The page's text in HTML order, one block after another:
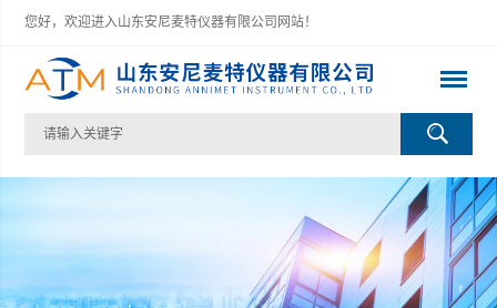
您好，欢迎进入山东安尼麦特仪器有限公司网站！